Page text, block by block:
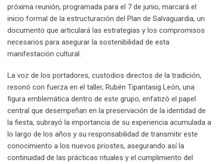
próxima reunión, programada para el 7 de junio, marcará el
inicio formal de la estructuración del Plan de Salvaguardia, un
documento que articulará las estrategias y los compromisos
necesarios para asegurar la sostenibilidad de esta
manifestación cultural.
La voz de los portadores, custodios directos de la tradición,
resonó con fuerza en el taller, Rubén Tipantasig León, una
figura emblemática dentro de este grupo, enfatizó el papel
central que desempeñan en la preservación de la identidad de
la fiesta, subrayó la importancia de su experiencia acumulada a
lo largo de los años y su responsabilidad de transmitir este
conocimiento a los nuevos priostes, asegurando así la
continuidad de las prácticas rituales y el cumplimiento del